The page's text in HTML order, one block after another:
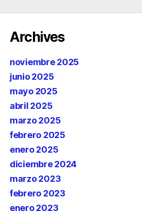
Archives
noviembre 2025
junio 2025
mayo 2025
abril 2025
marzo 2025
febrero 2025
enero 2025
diciembre 2024
marzo 2023
febrero 2023
enero 2023